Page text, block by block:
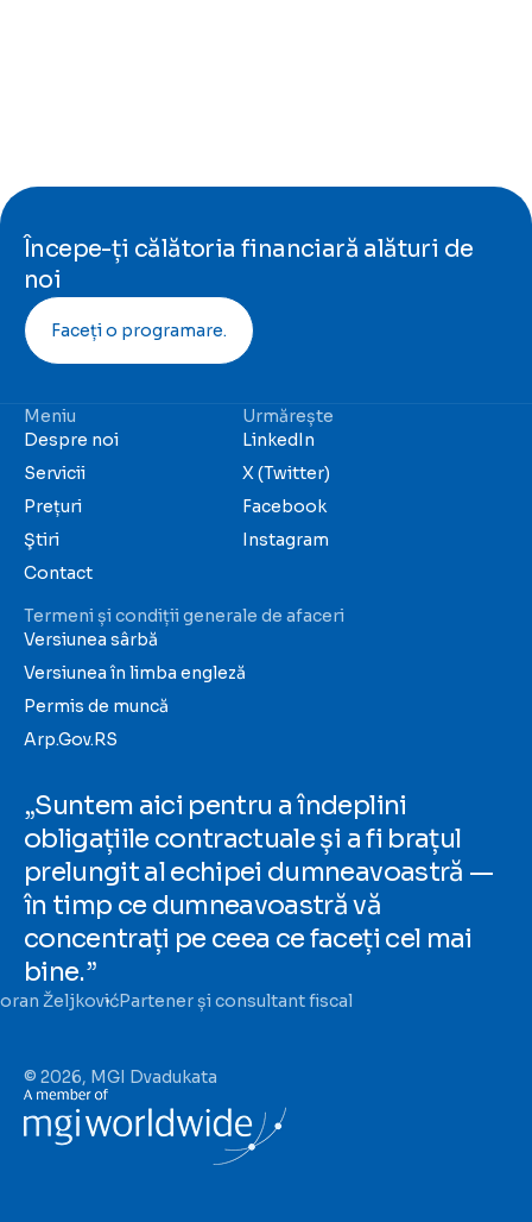
Începe-ți călătoria financiară alături de
noi
Faceți o programare.
Meniu
Despre noi
Servicii
Prețuri
Ştiri
Contact
Urmărește
LinkedIn
X (Twitter)
Facebook
Instagram
Termeni și condiții generale de afaceri
Versiunea sârbă
Versiunea în limba engleză
Permis de muncă
Arp.Gov.RS
„Suntem aici pentru a îndeplini
obligațiile contractuale și a fi brațul
prelungit al echipei dumneavoastră —
în timp ce dumneavoastră vă
concentrați pe ceea ce faceți cel mai
bine.”
ŽeljkovićPartener și consultant fiscal
© 2026, MGI Dvadukata